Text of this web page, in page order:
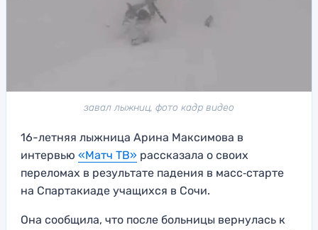
завал лыжниц, фото кадр видео
16-летняя лыжница Арина Максимова в
интервью «Матч ТВ» рассказала о своих
переломах в результате падения в масс‑старте
на Спартакиаде учащихся в Сочи.
Она сообщила, что после больницы вернулась к